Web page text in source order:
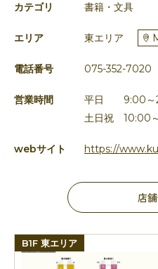
カテゴリ 書籍・文具
エリア 東エリア
電話番号 075-352-7020
営業時間
平日 9:00～
土日祝 10:00
webサイト https://
店
B1F 東エリア